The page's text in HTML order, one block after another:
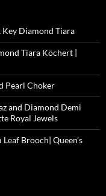
Key Diamond Tiara
Tiara Köchert |
Pearl Choker
and Diamond Demi
Royal Jewels
Brooch| Queen’s